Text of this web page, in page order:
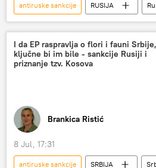
antiruske sankcije RUSIJA
Rusija
Rusija – ekonomija
sankcije
američke sankcije
I da EP raspravlja o flori i fauni Srbije,
ključne bi im bile - sankcije Rusiji i
priznanje tzv. Kosova
Brankica Ristić
8 Jul, 17:31
antiruske sankcije SRBIJA